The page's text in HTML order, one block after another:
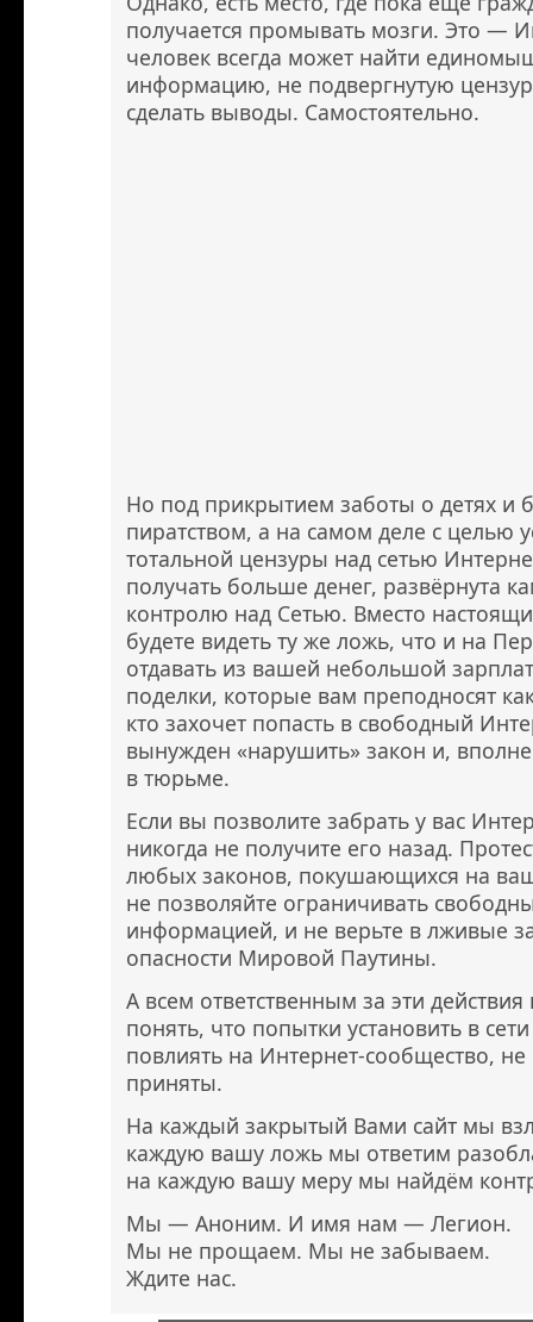
получается промывать мозги. Это —
человек всегда может найти
информацию, не подвергнутую
сделать выводы. Самостоятельно.
Но под прикрытием заботы о детях и
пиратством, а на самом деле с целью
тотальной цензуры над сетью
получать больше денег, развёрнута
контролю над Сетью. Вместо
будете видеть ту же ложь, что и на
отдавать из вашей небольшой
поделки, которые вам преподносят как
кто захочет попасть в свободный
вынужден «нарушить» закон и,
в тюрьме.
Если вы позволите забрать у вас
никогда не получите его назад.
любых законов, покушающихся на
не позволяйте ограничивать
информацией, и не верьте в лживые
опасности Мировой Паутины.
А всем ответственным за эти
понять, что попытки установить в
повлиять на Интернет-сообщество,
приняты.
На каждый закрытый Вами сайт мы
каждую вашу ложь мы ответим
на каждую вашу меру мы найдём
Мы — Аноним. И имя нам — Легион.
Мы не прощаем. Мы не забываем.
Ждите нас.